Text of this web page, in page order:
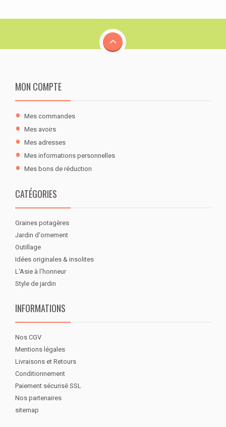
MON COMPTE
Mes commandes
Mes avoirs
Mes adresses
Mes informations personnelles
Mes bons de réduction
CATÉGORIES
Graines potagères
Jardin d'ornement
Outillage
Idées originales & insolites
L'Asie à l'honneur
Style de jardin
INFORMATIONS
Nos CGV
Mentions légales
Livraisons et Retours
Conditionnement
Paiement sécurisé SSL
Nos partenaires
sitemap